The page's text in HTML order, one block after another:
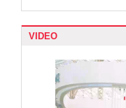
VIDEO